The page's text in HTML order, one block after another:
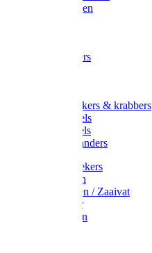
Vijgenvorken
Tuinkrabbers
Onkruidstekers & krabbers
Hartschoffels
Ruitschoffels
Onkruidbranders
Graskantstekers
Verticuteren
Strooiwagen / Zaaivat
Grasmaaier
Grasscharen